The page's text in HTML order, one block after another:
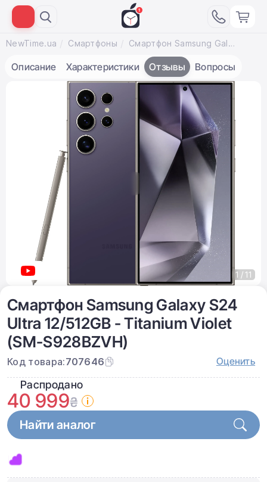
NewTime.ua Смартфоны Смартфон Samsung Galaxy S24 Ultra 12/512GB - Titanium Violet (SM-S928BZVH)
Описание Характеристики Отзывы Вопросы
Смартфон Samsung Galaxy S24
Ultra 12/512GB - Titanium Violet
(SM-S928BZVH)
Код товара:707646 Оценить
Распродано
40 999₴
Найти аналог
1 / 11